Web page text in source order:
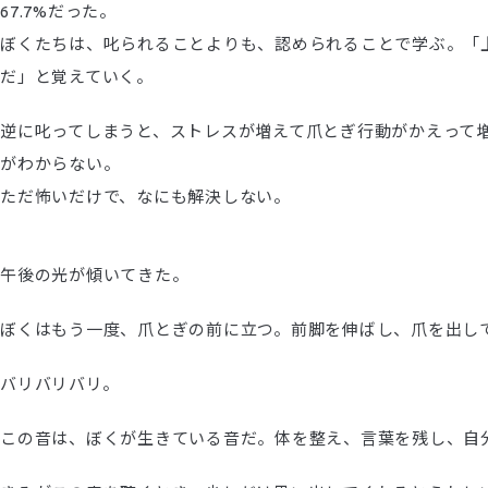
67.7%だった。
ぼくたちは、叱られることよりも、認められることで学ぶ。
だ」と覚えていく。
逆に叱ってしまうと、ストレスが増えて爪とぎ行動がかえっ
がわからない。
ただ怖いだけで、なにも解決しない。
午後の光が傾いてきた。
ぼくはもう一度、爪とぎの前に立つ。前脚を伸ばし、爪を出し
バリバリバリ。
この音は、ぼくが生きている音だ。体を整え、言葉を残し、